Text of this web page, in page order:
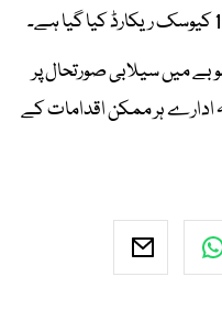
میں سیلابی صورتحال پر
ادارے ہر ممکن اقدامات کے